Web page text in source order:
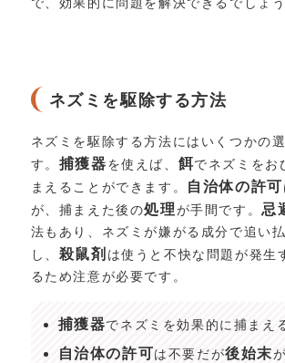
ネズミを駆除する方法
ネズミを駆除する方法にはいくつかの
す。 捕獲器を使えば、 餌でネズミをお
まえることができます。
自治体の許可
が、捕まえた後の処理が手間です。 忌
法もあり、ネズミが嫌がる成分で追い
し、 殺鼠剤 は使うと不快な問題が発生
るため注意が必要です。
捕獲器でネズミを効果的に捕まえ
自治体の許可は不要だが後始末